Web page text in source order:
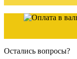
Остались вопросы?